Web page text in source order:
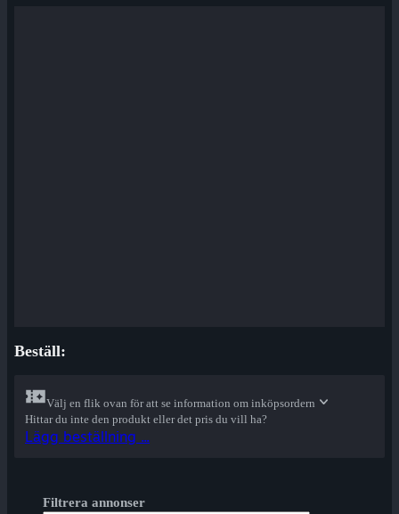
Beställ:
Välj en flik ovan för att se information om inköpsordern
Hittar du inte den produkt eller det pris du vill ha?
Lägg beställning ...
Filtrera annonser